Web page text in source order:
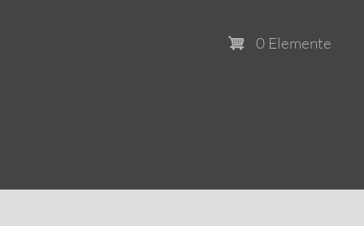
0 Elemente